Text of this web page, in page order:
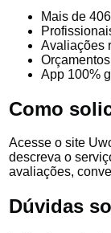
Mais de
Avaliações
App 100%
Como
Acesse o site
descreva o
avaliações,
Dúvidas